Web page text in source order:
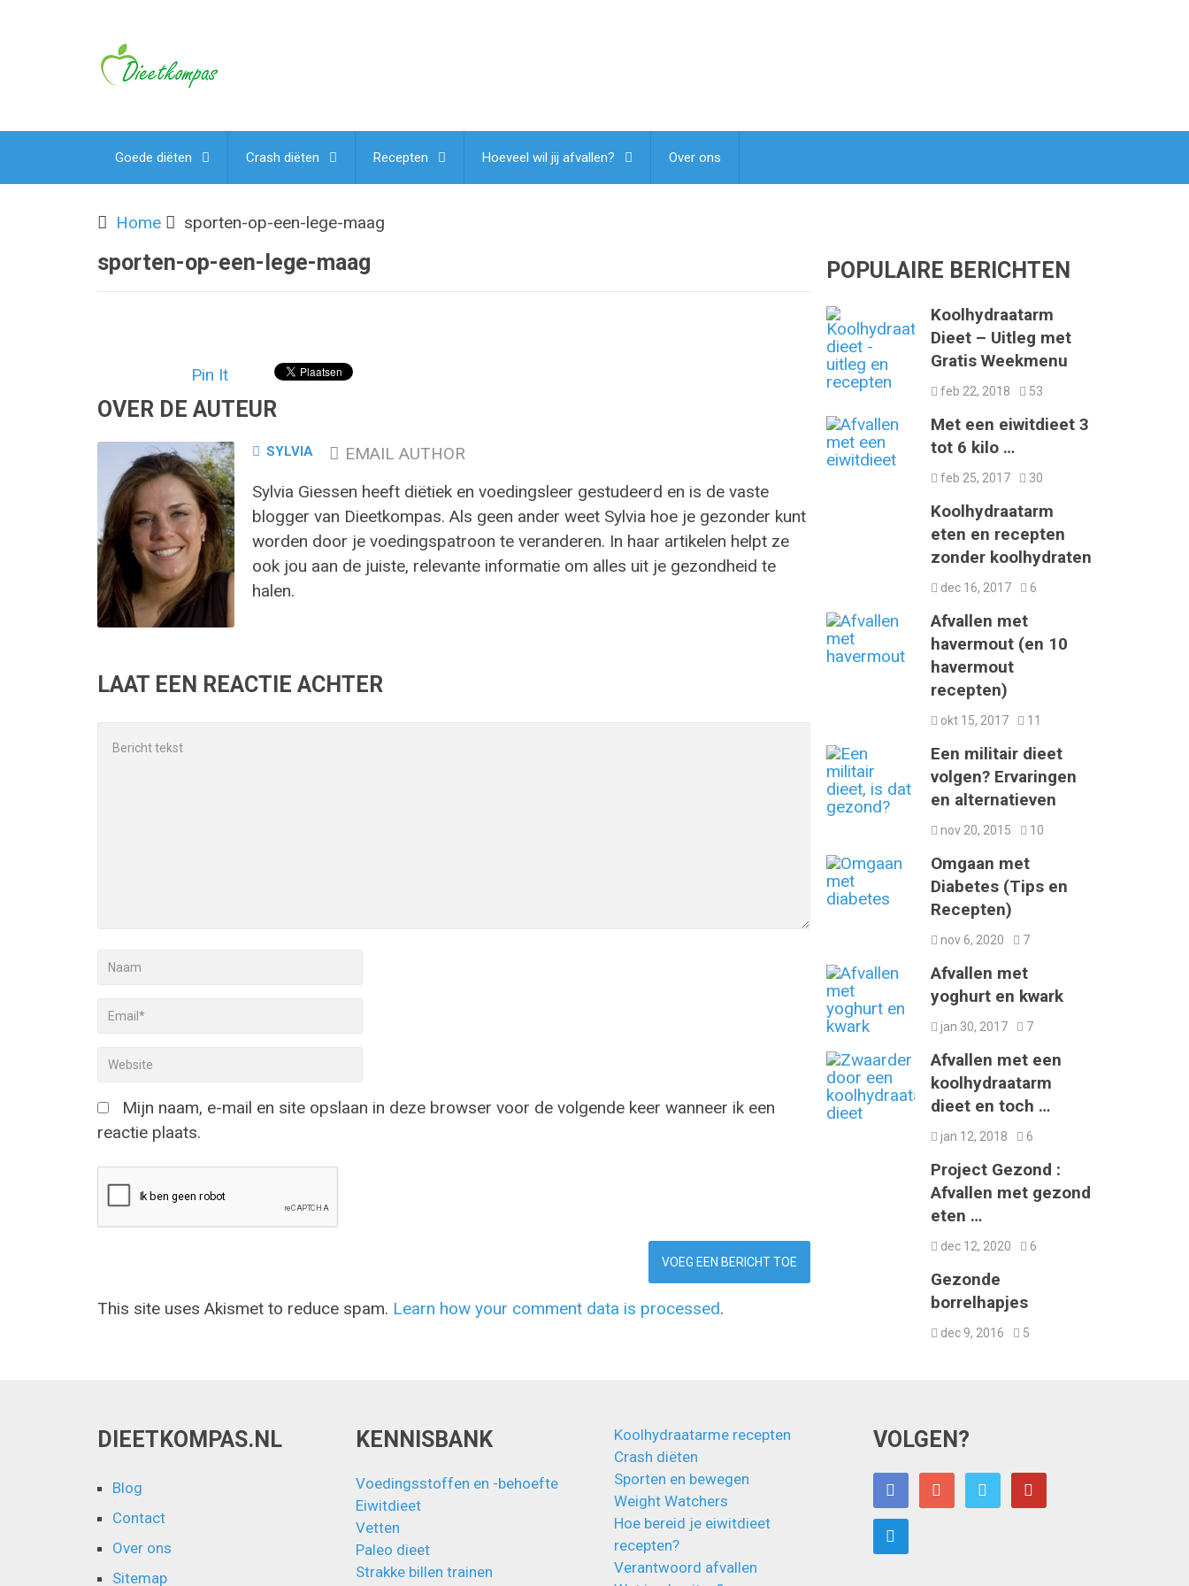
Goede diëten Crash diëten Recepten Hoeveel wil jij afvallen? Over ons
Home sporten-op-een-lege-maag
sporten-op-een-lege-maag
Pin It
OVER DE AUTEUR
SYLVIA
EMAIL AUTHOR
Sylvia Giessen heeft diëtiek en voedingsleer gestudeerd en is de vaste
blogger van Dieetkompas. Als geen ander weet Sylvia hoe je gezonder kunt
worden door je voedingspatroon te veranderen. In haar artikelen helpt ze
ook jou aan de juiste, relevante informatie om alles uit je gezondheid te
halen.
LAAT EEN REACTIE ACHTER
Mijn naam, e-mail en site opslaan in deze browser voor de volgende keer wanneer ik een
reactie plaats.
This site uses Akismet to reduce spam. Learn how your comment data is processed.
POPULAIRE BERICHTEN
Koolhydraatarm
Dieet – Uitleg met
Gratis Weekmenu
feb 22, 2018 53
Met een eiwitdieet 3
tot 6 kilo …
feb 25, 2017 30
Koolhydraatarm
eten en recepten
zonder koolhydraten
dec 16, 2017 6
Afvallen met
havermout (en 10
havermout
recepten)
okt 15, 2017 11
Een militair dieet
volgen? Ervaringen
en alternatieven
nov 20, 2015 10
Omgaan met
Diabetes (Tips en
Recepten)
nov 6, 2020 7
Afvallen met
yoghurt en kwark
jan 30, 2017 7
Afvallen met een
koolhydraatarm
dieet en toch …
jan 12, 2018 6
Project Gezond :
Afvallen met gezond
eten …
dec 12, 2020 6
Gezonde
borrelhapjes
dec 9, 2016 5
DIEETKOMPAS.NL
Blog
Contact
Over ons
Sitemap
KENNISBANK
Voedingsstoffen en -behoefte
Eiwitdieet
Vetten
Paleo dieet
Strakke billen trainen
Koolhydraatarme recepten
Crash diëten
Sporten en bewegen
Weight Watchers
Hoe bereid je eiwitdieet
recepten?
Verantwoord afvallen
VOLGEN?